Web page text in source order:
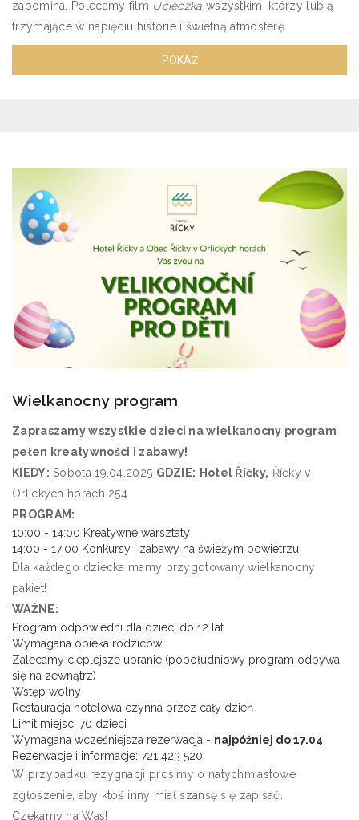
zapomina. Polecamy film Ucieczka wszystkim, którzy lubią
trzymające w napięciu historie i świetną atmosferę.
POKAŻ
Wielkanocny program
Zapraszamy wszystkie dzieci na wielkanocny program
pełen kreatywności i zabawy!
KIEDY: Sobota 19.04.2025 GDZIE: Hotel Říčky, Říčky v
Orlických horách 254
PROGRAM:
10:00 - 14:00 Kreatywne warsztaty
14:00 - 17:00 Konkursy i zabawy na świeżym powietrzu
Dla każdego dziecka mamy przygotowany wielkanocny
pakiet!
WAŻNE:
Program odpowiedni dla dzieci do 12 lat
Wymagana opieka rodziców
Zalecamy cieplejsze ubranie (popołudniowy program odbywa
się na zewnątrz)
Wstęp wolny
Restauracja hotelowa czynna przez cały dzień
Limit miejsc: 70 dzieci
Wymagana wcześniejsza rezerwacja - najpóźniej do 17.04
Rezerwacje i informacje: 721 423 520
W przypadku rezygnacji prosimy o natychmiastowe
zgłoszenie, aby ktoś inny miał szansę się zapisać.
Czekamy na Was!